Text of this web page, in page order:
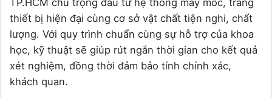
TP.HCM chú trọng đầu tư hệ thống máy móc, trang
thiết bị hiện đại cùng cơ sở vật chất tiện nghi, chất
lượng. Với quy trình chuẩn cùng sự hỗ trợ của khoa
học, kỹ thuật sẽ giúp rút ngắn thời gian cho kết quả
xét nghiệm, đồng thời đảm bảo tính chính xác,
khách quan.